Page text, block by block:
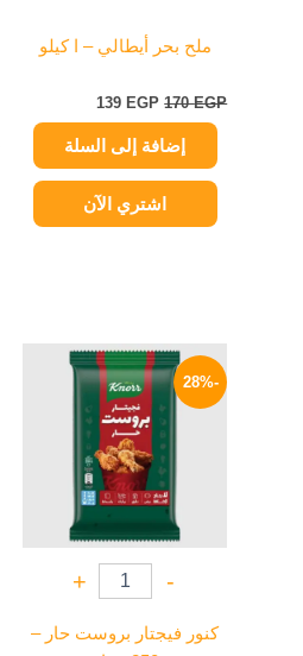
ملح بحر أيطالي – ا كيلو
170EGP
139 EGP
إضافة إلى السلة
اشتري الآن
-28%
-
+
كنور فيجتار بروست حار –
السعر
الأصلي
هو:
60 EGP.
السعر
الحالي
هو:
43 EGP.